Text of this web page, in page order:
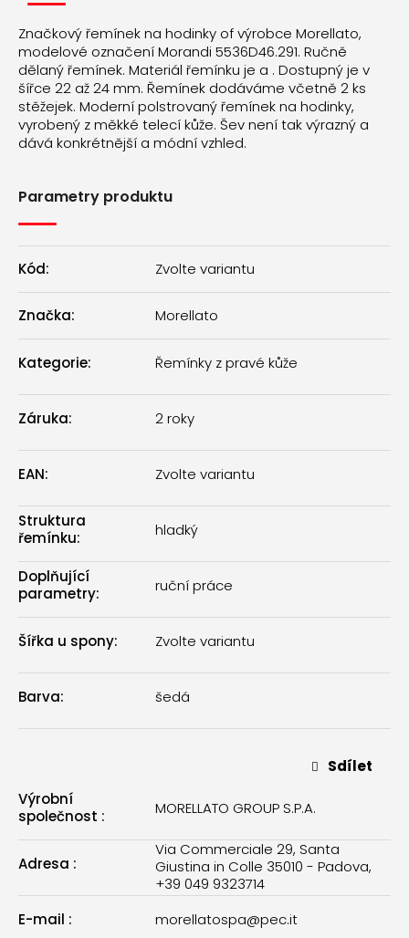
Značkový řemínek na hodinky of výrobce Morellato,
modelové označení Morandi 5536D46.291. Ručně
dělaný řemínek. Materiál řemínku je a . Dostupný je v
šířce 22 až 24 mm. Řemínek dodáváme včetně 2 ks
stěžejek. Moderní polstrovaný řemínek na hodinky,
vyrobený z měkké telecí kůže. Šev není tak výrazný a
dává konkrétnější a módní vzhled.
Parametry produktu
Kód: Zvolte variantu
Značka: Morellato
Kategorie: Řemínky z pravé kůže
Záruka: 2 roky
EAN: Zvolte variantu
Struktura
řemínku: hladký
Doplňující
parametry: ruční práce
Šířka u spony: Zvolte variantu
Barva: šedá
Sdílet
Výrobní
společnost : MORELLATO GROUP S.P.A.
Adresa :
Via Commerciale 29, Santa
Giustina in Colle 35010 - Padova,
+39 049 9323714
E-mail : morellatospa@pec.it